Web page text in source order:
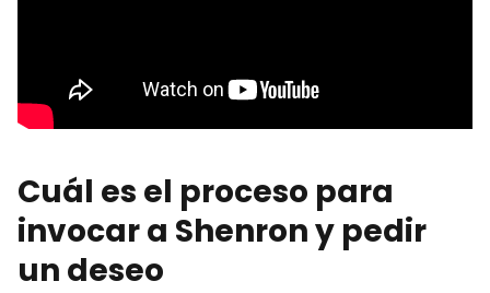
Cuál es el proceso para
invocar a Shenron y pedir
un deseo